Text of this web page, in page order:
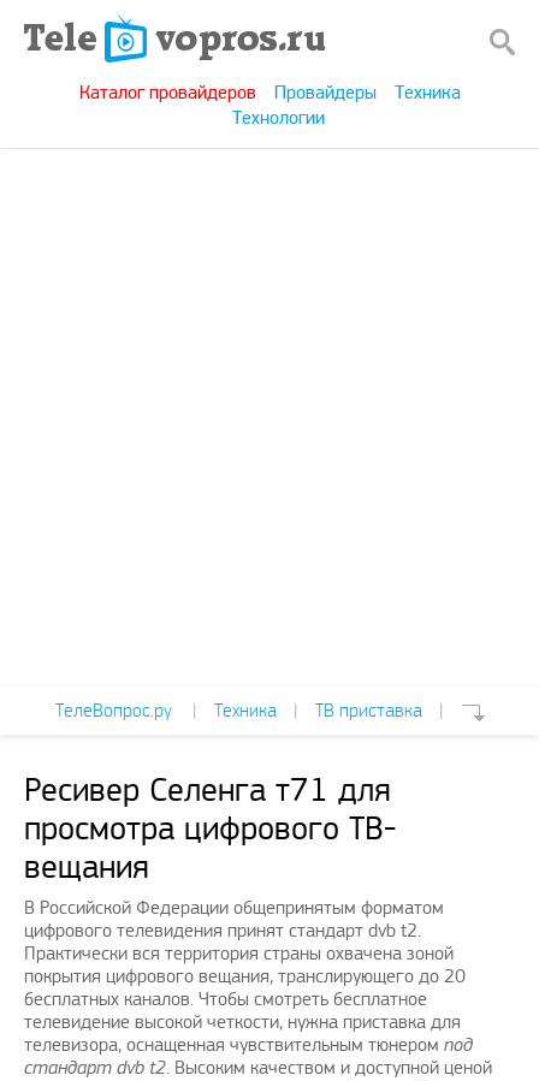
Каталог провайдеров Провайдеры
Техника
Технологии
ТелеВопрос.ру | Техника | ТВ приставка |
Ресивер Cеленга т71 для
просмотра цифрового ТВ-
вещания
В Российской Федерации общепринятым форматом
цифрового телевидения принят стандарт dvb t2.
Практически вся территория страны охвачена зоной
покрытия цифрового вещания, транслирующего до 20
бесплатных каналов. Чтобы смотреть бесплатное
телевидение высокой четкости, нужна приставка для
телевизора, оснащенная чувствительным тюнером под
стандарт dvb t2. Высоким качеством и доступной ценой